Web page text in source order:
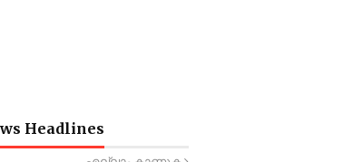
Headlines